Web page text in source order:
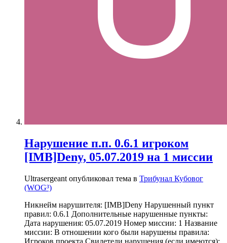
Нарушение п.п. 0.6.1 игроком
[IMB]Deny, 05.07.2019 на 1 миссии
Ultrasergeant опубликовал тема в Трибунал Кубовог
(WOG³)
Никнейм нарушителя: [IMB]Deny Нарушенный пункт
правил: 0.6.1 Дополнительные нарушенные пункты:
Дата нарушения: 05.07.2019 Номер миссии: 1 Название
миссии: В отношении кого были нарушены правила:
Игроков проекта Свидетели нарушения (если имеются):